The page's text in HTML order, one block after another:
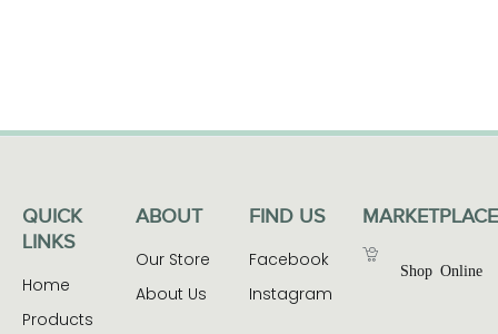
Phenoxyethan
Hexyl
Cinnamal,
QUICK
LINKS
Home
Products
ABOUT
Our Store
About Us
FIND US
Facebook
Instagram
MARKETPLACE
Shop Online